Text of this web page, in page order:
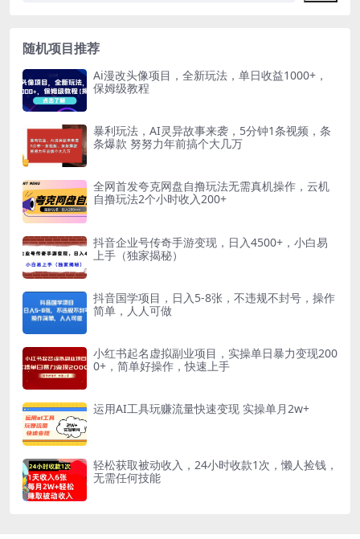
随机项目推荐
Ai漫改头像项目，全新玩法，单日收益1000+，
保姆级教程
暴利玩法，AI灵异故事来袭，5分钟1条视频，条
条爆款 努努力年前搞个大几万
全网首发夸克网盘自撸玩法无需真机操作，云机
自撸玩法2个小时收入200+
抖音企业号传奇手游变现，日入4500+，小白易
上手（独家揭秘）
抖音国学项目，日入5-8张，不违规不封号，操作
简单，人人可做
小红书起名虚拟副业项目，实操单日暴力变现200
0+，简单好操作，快速上手
运用AI工具玩赚流量快速变现 实操单月2w+
轻松获取被动收入，24小时收款1次，懒人捡钱，
无需任何技能